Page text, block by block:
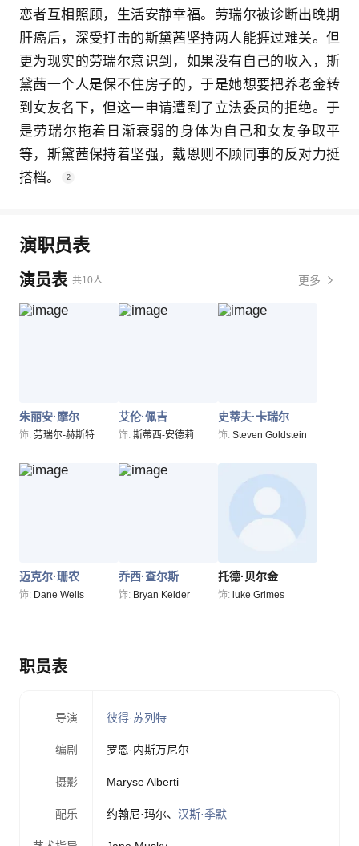
恋者互相照顾，生活安静幸福。劳瑞尔被诊断出晚期
肝癌后，深受打击的斯黛茜坚持两人能捱过难关。但
更为现实的劳瑞尔意识到，如果没有自己的收入，斯
黛茜一个人是保不住房子的，于是她想要把养老金转
到女友名下，但这一申请遭到了立法委员的拒绝。于
是劳瑞尔拖着日渐衰弱的身体为自己和女友争取平
等，斯黛茜保持着坚强，戴恩则不顾同事的反对力挺
搭档。
2
演职员表
演员表 共10人 更多
朱丽安·摩尔
饰: 劳瑞尔-赫斯特
艾伦·佩吉
饰: 斯蒂西-安德莉
史蒂夫·卡瑞尔
饰: Steven Goldstein
迈克尔·珊农
饰: Dane Wells
乔西·查尔斯
饰: Bryan Kelder
托德·贝尔金
饰: luke Grimes
职员表
导演 彼得·苏列特
编剧 罗恩·内斯万尼尔
摄影 Maryse Alberti
配乐 约翰尼·玛尔、 汉斯·季默